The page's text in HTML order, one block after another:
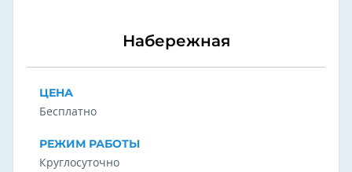
Набережная
ЦЕНА
Бесплатно
РЕЖИМ РАБОТЫ
Круглосуточно